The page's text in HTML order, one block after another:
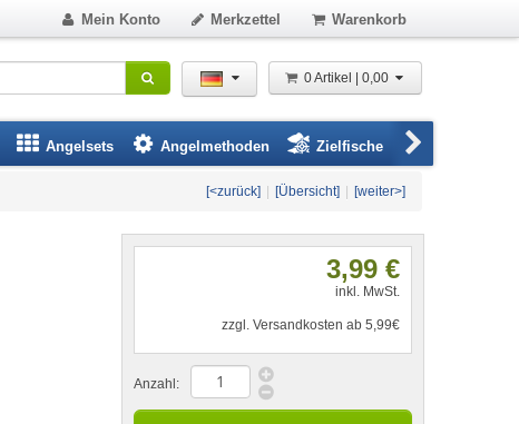
Mein Konto Merkzettel Warenkorb
0 Artikel | 0,00
Angelsets Angelmethoden Zielfische
[<zurück] [Übersicht] [weiter>]
3,99 €
inkl. MwSt.
zzgl. Versandkosten ab 5,99€
Anzahl: